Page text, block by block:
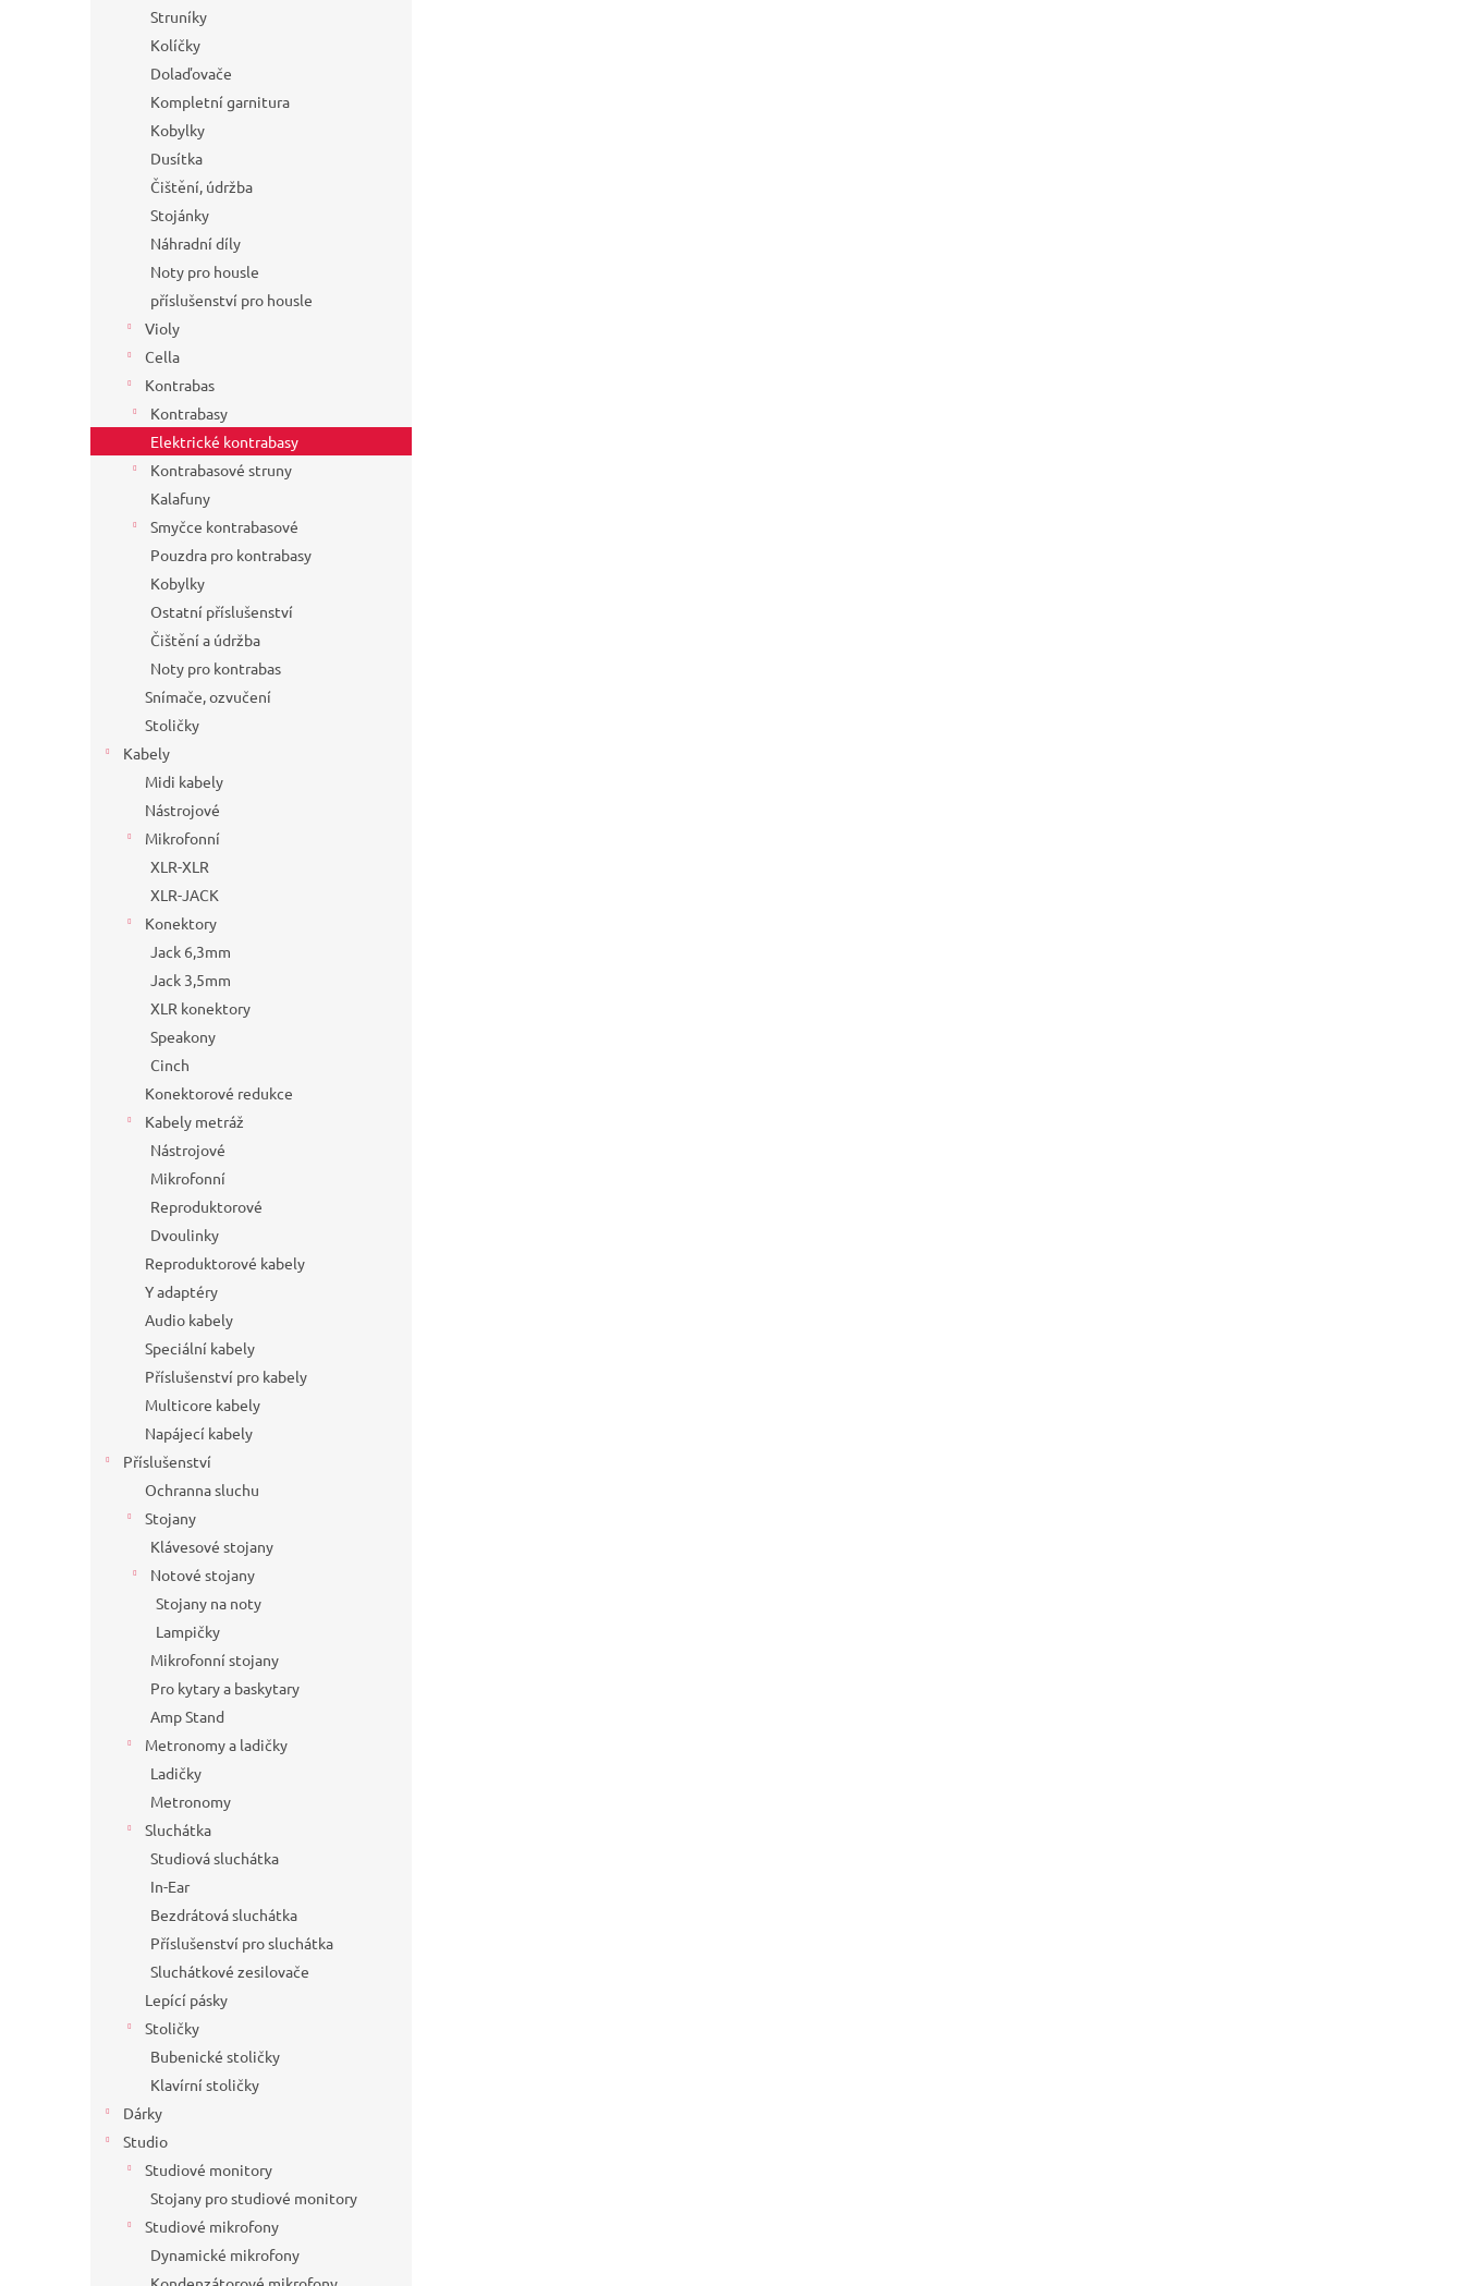
Struníky
Kolíčky
Dolaďovače
Kompletní garnitura
Kobylky
Dusítka
Čištění, údržba
Stojánky
Náhradní díly
Noty pro housle
příslušenství pro housle
Violy
Cella
Kontrabas
Kontrabasy
Elektrické kontrabasy
Kontrabasové struny
Kalafuny
Smyčce kontrabasové
Pouzdra pro kontrabasy
Kobylky
Ostatní příslušenství
Čištění a údržba
Noty pro kontrabas
Snímače, ozvučení
Stoličky
Kabely
Midi kabely
Nástrojové
Mikrofonní
XLR-XLR
XLR-JACK
Konektory
Jack 6,3mm
Jack 3,5mm
XLR konektory
Speakony
Cinch
Konektorové redukce
Kabely metráž
Nástrojové
Mikrofonní
Reproduktorové
Dvoulinky
Reproduktorové kabely
Y adaptéry
Audio kabely
Speciální kabely
Příslušenství pro kabely
Multicore kabely
Napájecí kabely
Příslušenství
Ochranna sluchu
Stojany
Klávesové stojany
Notové stojany
Stojany na noty
Lampičky
Mikrofonní stojany
Pro kytary a baskytary
Amp Stand
Metronomy a ladičky
Ladičky
Metronomy
Sluchátka
Studiová sluchátka
In-Ear
Bezdrátová sluchátka
Příslušenství pro sluchátka
Sluchátkové zesilovače
Lepící pásky
Stoličky
Bubenické stoličky
Klavírní stoličky
Dárky
Studio
Studiové monitory
Stojany pro studiové monitory
Studiové mikrofony
Dynamické mikrofony